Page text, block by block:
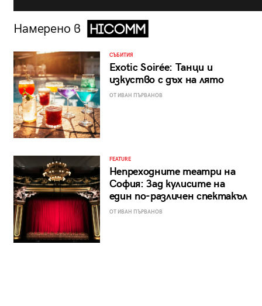
Намерено в
СЪБИТИЯ
Exotic Soirée: Танци и
изкуство с дъх на лято
ОТ ИВАН ПЪРВАНОВ
FEATURE
Непреходните театри на
София: Зад кулисите на
един по-различен спектакъл
ОТ ИВАН ПЪРВАНОВ